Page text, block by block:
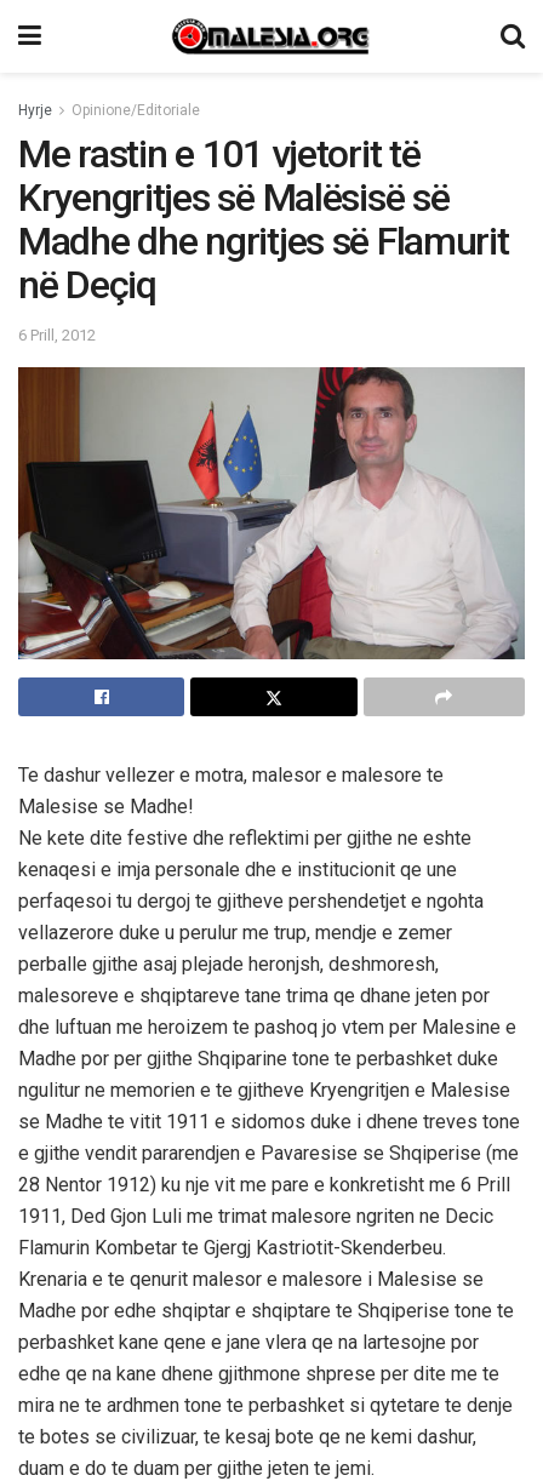
Hyrje Opinione/Editoriale
Me rastin e 101 vjetorit të
Kryengritjes së Malësisë së
Madhe dhe ngritjes së Flamurit
në Deçiq
6 Prill, 2012
Te dashur vellezer e motra, malesor e malesore te
Malesise se Madhe!
Ne kete dite festive dhe reflektimi per gjithe ne eshte
kenaqesi e imja personale dhe e institucionit qe une
perfaqesoi tu dergoj te gjitheve pershendetjet e ngohta
vellazerore duke u perulur me trup, mendje e zemer
perballe gjithe asaj plejade heronjsh, deshmoresh,
malesoreve e shqiptareve tane trima qe dhane jeten por
dhe luftuan me heroizem te pashoq jo vtem per Malesine e
Madhe por per gjithe Shqiparine tone te perbashket duke
ngulitur ne memorien e te gjitheve Kryengritjen e Malesise
se Madhe te vitit 1911 e sidomos duke i dhene treves tone
e gjithe vendit pararendjen e Pavaresise se Shqiperise (me
28 Nentor 1912) ku nje vit me pare e konkretisht me 6 Prill
1911, Ded Gjon Luli me trimat malesore ngriten ne Decic
Flamurin Kombetar te Gjergj Kastriotit-Skenderbeu.
Krenaria e te qenurit malesor e malesore i Malesise se
Madhe por edhe shqiptar e shqiptare te Shqiperise tone te
perbashket kane qene e jane vlera qe na lartesojne por
edhe qe na kane dhene gjithmone shprese per dite me te
mira ne te ardhmen tone te perbashket si qytetare te denje
te botes se civilizuar, te kesaj bote qe ne kemi dashur,
duam e do te duam per gjithe jeten te jemi.